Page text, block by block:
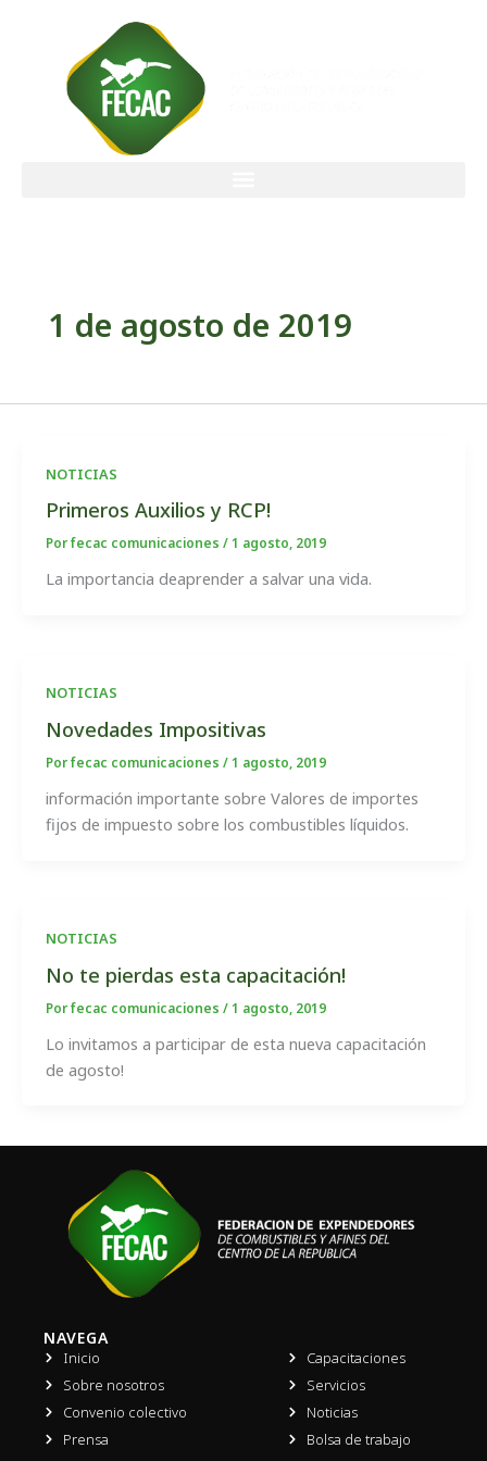
contenido
1 de agosto de 2019
NOTICIAS
Primeros Auxilios y RCP!
Porfecac comunicaciones / 1 agosto, 2019
La importancia deaprender a salvar una vida.
NOTICIAS
Novedades Impositivas
Porfecac comunicaciones / 1 agosto, 2019
información importante sobre Valores de importes
fijos de impuesto sobre los combustibles líquidos.
NOTICIAS
No te pierdas esta capacitación!
Porfecac comunicaciones / 1 agosto, 2019
Lo invitamos a participar de esta nueva capacitación
de agosto!
NAVEGA
Inicio
Sobre nosotros
Convenio colectivo
Prensa
Capacitaciones
Servicios
Noticias
Bolsa de trabajo